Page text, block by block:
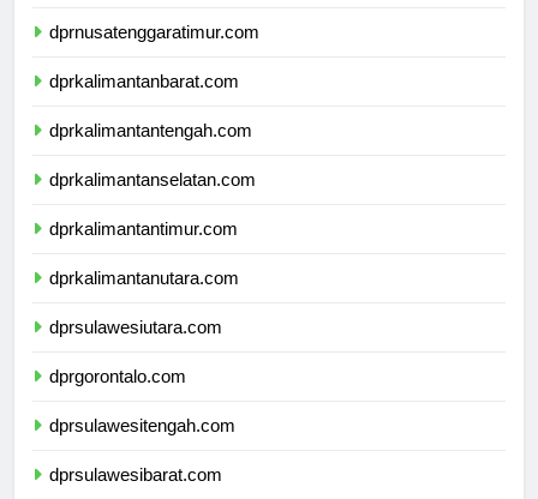
dprnusatenggaratimur.com
dprkalimantanbarat.com
dprkalimantantengah.com
dprkalimantanselatan.com
dprkalimantantimur.com
dprkalimantanutara.com
dprsulawesiutara.com
dprgorontalo.com
dprsulawesitengah.com
dprsulawesibarat.com